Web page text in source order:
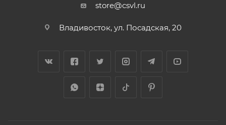
store@csvl.ru
Владивосток, ул. Посадская, 20